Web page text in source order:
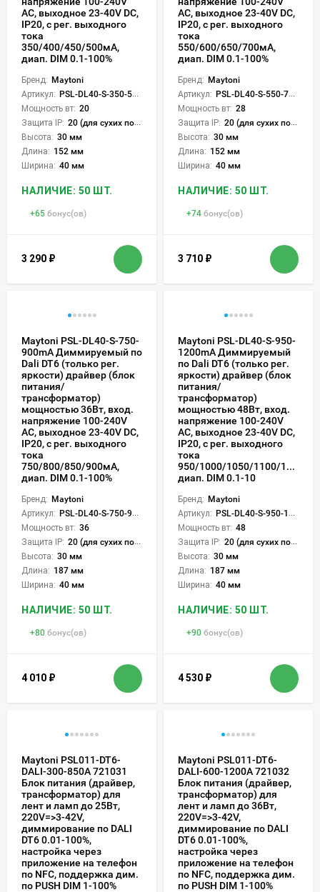
АC, выходное 23-40V DC,
IP20, с рег. выходного
тока
350/400/450/500мА,
диап. DIM 0.1-100%
Бренд: Maytoni
Артикул: PSL-DL40-S-350-500mA
Мощность вт: 20
Защита IP: 20 (для сухих пом.)
Высота: 30 мм
Длина: 152 мм
Ширина: 40 мм
НАЛИЧИЕ: 50 ШТ.
+65 бонус(ов)
3 290 ₽
АC, выходное 23-40V DC,
IP20, с рег. выходного
тока
550/600/650/700мА,
диап. DIM 0.1-100%
Бренд: Maytoni
Артикул: PSL-DL40-S-550-700mA
Мощность вт: 28
Защита IP: 20 (для сухих пом.)
Высота: 30 мм
Длина: 152 мм
Ширина: 40 мм
НАЛИЧИЕ: 50 ШТ.
+74 бонус(ов)
3 710 ₽
Maytoni PSL-DL40-S-750-
900mA Диммируемый по
Dali DT6 (только рег.
яркости) драйвер (блок
питания/
трансформатор)
мощностью 36Вт, вход.
напряжение 100-240V
АC, выходное 23-40V DC,
IP20, с рег. выходного
тока
750/800/850/900мА,
диап. DIM 0.1-100%
Бренд: Maytoni
Артикул: PSL-DL40-S-750-900mA
Мощность вт: 36
Защита IP: 20 (для сухих пом.)
Высота: 30 мм
Длина: 187 мм
Ширина: 40 мм
НАЛИЧИЕ: 50 ШТ.
+80 бонус(ов)
4 010 ₽
Maytoni PSL-DL40-S-950-
1200mA Диммируемый
по Dali DT6 (только рег.
яркости) драйвер (блок
питания/
трансформатор)
мощностью 48Вт, вход.
напряжение 100-240V
АC, выходное 23-40V DC,
IP20, с рег. выходного
тока
950/1000/1050/1100/1150/
диап. DIM 0.1-10
Бренд: Maytoni
Артикул: PSL-DL40-S-950-1200mA
Мощность вт: 48
Защита IP: 20 (для сухих пом.)
Высота: 30 мм
Длина: 187 мм
Ширина: 40 мм
НАЛИЧИЕ: 50 ШТ.
+90 бонус(ов)
4 530 ₽
Maytoni PSL011-DT6-
DALI-300-850A 721031
Блок питания (драйвер,
трансформатор) для
лент и ламп до 25Вт,
220V=>3-42V,
диммирование по DALI
DT6 0.01-100%,
настройка через
приложение на телефон
по NFC, поддержка дим.
по PUSH DIM 1-100%
Maytoni PSL011-DT6-
DALI-600-1200A 721032
Блок питания (драйвер,
трансформатор) для
лент и ламп до 36Вт,
220V=>3-42V,
диммирование по DALI
DT6 0.01-100%,
настройка через
приложение на телефон
по NFC, поддержка дим.
по PUSH DIM 1-100%